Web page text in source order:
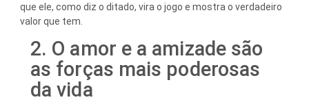
que ele, como diz o ditado, vira o jogo e mostra o verdadeiro
valor que tem.
2. O amor e a amizade são
as forças mais poderosas
da vida